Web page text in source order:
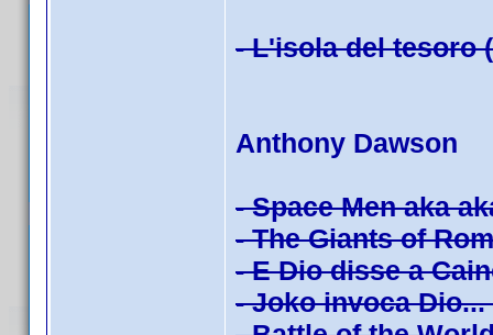
- L'isola del tesoro
Anthony Dawson
- Space Men aka
- The Giants of
- E Dio disse a
- Joko invoca